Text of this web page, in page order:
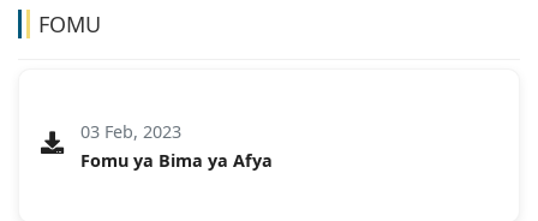
FOMU
03 Feb, 2023
Fomu ya Bima ya Afya